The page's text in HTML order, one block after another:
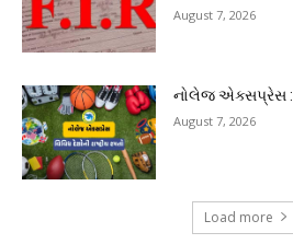
August 7, 2026
નોલેજ એક્સપ્રેસ :
August 7, 2026
Load more